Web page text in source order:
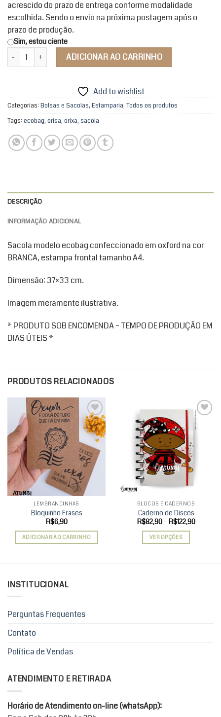
acrescido do prazo de entrega conforme modalidade
escolhida. Sendo o envio na próxima postagem após o
prazo de produção.
Sim, estou ciente
Sacola Ecobag Meu Ori quantidadeADICIONAR AO CARRINHO
Add to wishlist
Categorias: Bolsas e Sacolas, Estamparia, Todos os produtos
Tags: ecobag, orisa, orixa, sacola
DESCRIÇÃO
INFORMAÇÃO ADICIONAL
Sacola modelo ecobag confeccionado em oxford na cor
BRANCA, estampa frontal tamanho A4.
Dimensão: 37×33 cm.
Imagem meramente ilustrativa.
* PRODUTO SOB ENCOMENDA – TEMPO DE PRODUÇÃO EM
DIAS ÚTEIS *
PRODUTOS RELACIONADOS
Add to
wishlist
LEMBRANCINHAS
Bloquinho Frases
R$6,90
ADICIONAR AO CARRINHO
wishlist
BLOCOS E CADERNOS
Caderno de Discos
R$82,90 – R$122,90Faixa
VER OPÇÕES
INSTITUCIONAL
Perguntas Frequentes
Contato
Política de Vendas
ATENDIMENTO E RETIRADA
Horário de Atendimento on-line (whatsApp):